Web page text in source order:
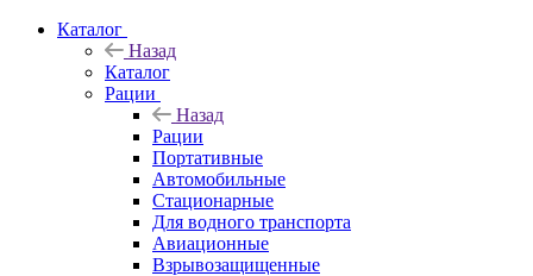
Каталог
Назад
Каталог
Рации
Назад
Рации
Портативные
Автомобильные
Стационарные
Для водного транспорта
Авиационные
Взрывозащищенные